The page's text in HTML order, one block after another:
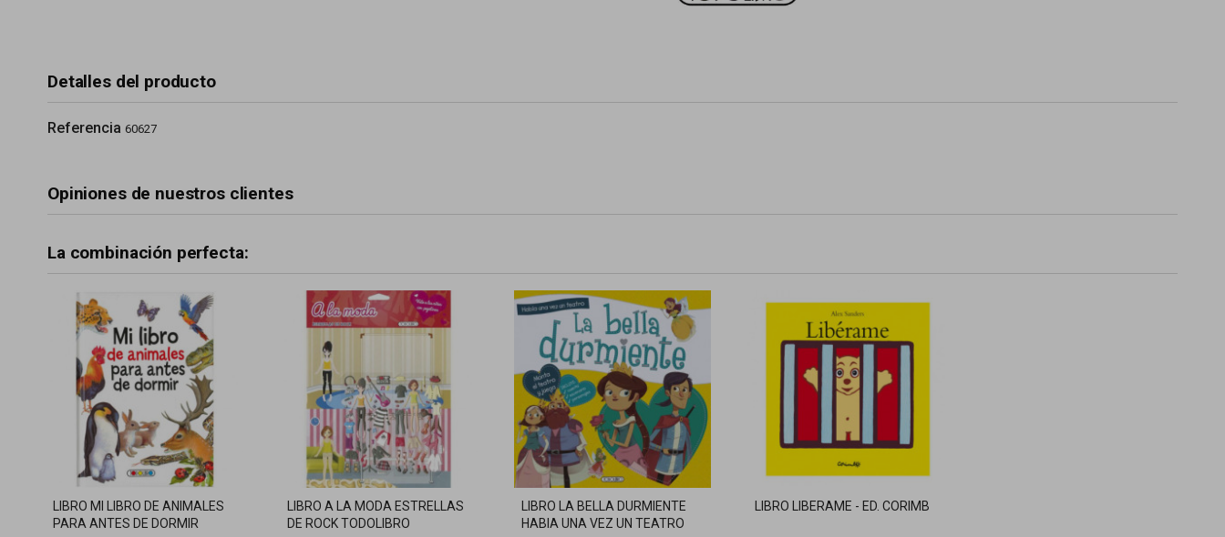
Detalles del producto
Referencia 60627
Opiniones de nuestros clientes
La combinación perfecta:
LIBRO MI LIBRO DE ANIMALES
PARA ANTES DE DORMIR
LIBRO A LA MODA ESTRELLAS
DE ROCK TODOLIBRO
LIBRO LA BELLA DURMIENTE
HABIA UNA VEZ UN TEATRO
LIBRO LIBERAME - ED. CORIMB